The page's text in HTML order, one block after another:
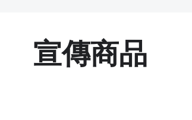
宣傳商品